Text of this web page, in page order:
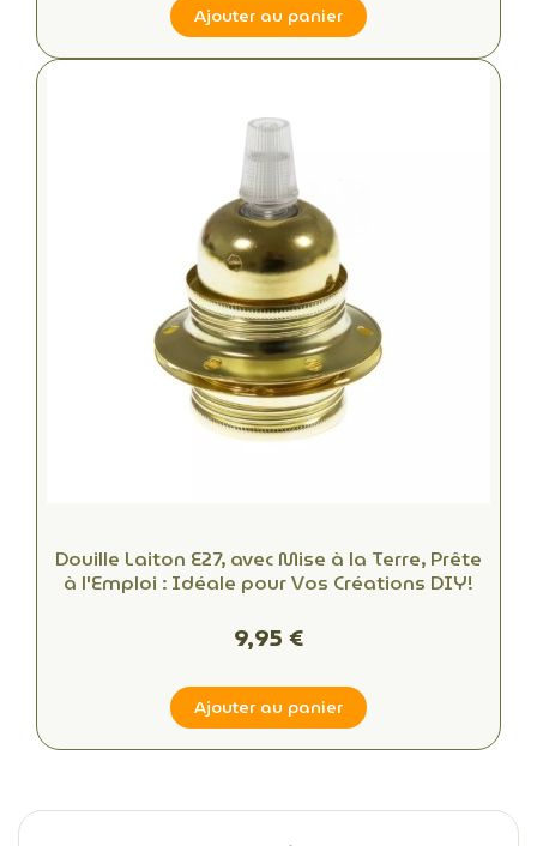
Ajouter au panier
Douille Laiton E27, avec Mise à la Terre, Prête
à l'Emploi : Idéale pour Vos Créations DIY!
9,95 €
Ajouter au panier